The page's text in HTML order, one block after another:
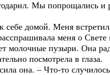
Мы попрощались и
домой. Меня
меня о
молочные пузыри. Она
посмотрела в глаза.
она. – Что-то